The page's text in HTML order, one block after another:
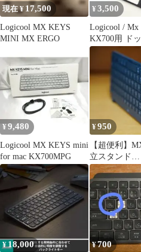
現在 ¥ 17,500
Logicool MX KEYS
MINI MX ERGO
¥3,500
Logicool / Mx
KX700用 ド
レイ
¥9,480
Logicool MX KEYS mini
for mac KX700MPG
¥950
【超便利】
立スタンド
（
黒）
¥18,000 ¥700